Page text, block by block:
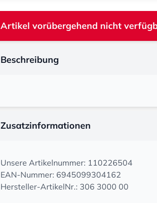
Artikel vorübergehend nicht
Beschreibung
Zusatzinformationen
Unsere Artikelnummer: 110226504
EAN-Nummer: 6945099304162
Hersteller-ArtikelNr.: 306 3000 00